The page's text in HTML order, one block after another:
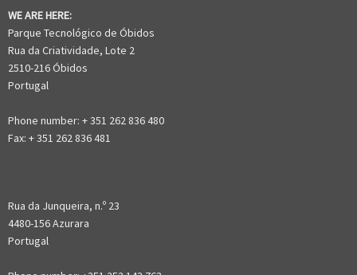
WE ARE HERE:
Parque Tecnológico de Óbidos
Rua da Criatividade, Lote 2
2510-216 Óbidos
Portugal
Phone number: + 351 262 836 480
Fax: + 351 262 836 481
Rua da Junqueira, n.º 23
4480-156 Azurara
Portugal